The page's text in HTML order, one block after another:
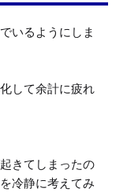
いるようにしま
して余計に疲れ
きてしまったの
冷静に考えてみ